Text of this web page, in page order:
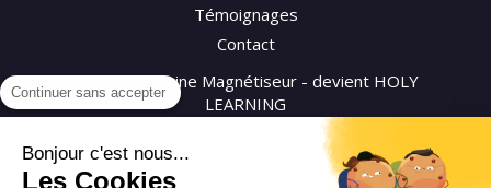
Témoignages
Contact
©2026 Séverine Magnétiseur - devient HOLY
LEARNING
Continuer sans accepter
Bonjour c'est nous...
Les Cookies